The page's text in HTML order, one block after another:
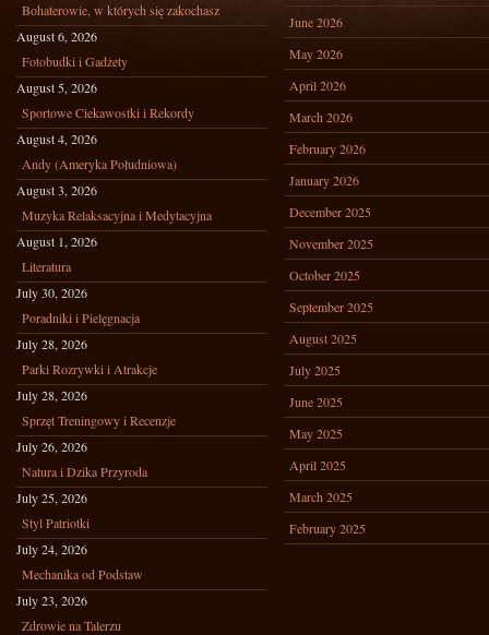
Bohaterowie, w których się zakochasz
August 6, 2026
Fotobudki i Gadżety
August 5, 2026
Sportowe Ciekawostki i Rekordy
August 4, 2026
Andy (Ameryka Południowa)
August 3, 2026
Muzyka Relaksacyjna i Medytacyjna
August 1, 2026
Literatura
July 30, 2026
Poradniki i Pielęgnacja
July 28, 2026
Parki Rozrywki i Atrakcje
July 28, 2026
Sprzęt Treningowy i Recenzje
July 26, 2026
Natura i Dzika Przyroda
July 25, 2026
Styl Patriotki
July 24, 2026
Mechanika od Podstaw
July 23, 2026
Zdrowie na Talerzu
June 2026
May 2026
April 2026
March 2026
February 2026
January 2026
December 2025
November 2025
October 2025
September 2025
August 2025
July 2025
June 2025
May 2025
April 2025
March 2025
February 2025